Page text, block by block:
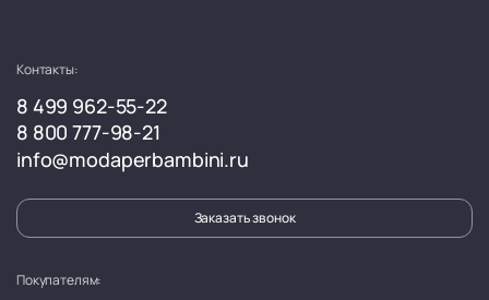
Контакты:
8 499 962-55-22
8 800 777-98-21
info@modaperbambini.ru
Заказать звонок
Покупателям: